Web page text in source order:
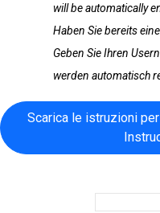
will be automatically
Haben Sie bereits
Geben Sie Ihren
werden automatisch
Scarica le istruzioni